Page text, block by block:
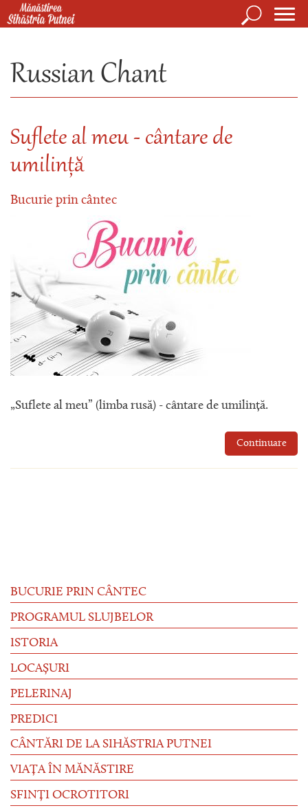
Mergi la conţinutul principal
Căutare
Russian Chant
Suflete al meu - cântare de
umilință
Bucurie prin cântec
„Suflete al meu” (limba rusă) - cântare de umilință.
Continuare
BUCURIE PRIN CÂNTEC
PROGRAMUL SLUJBELOR
ISTORIA
LOCAȘURI
PELERINAJ
PREDICI
CÂNTĂRI DE LA SIHĂSTRIA PUTNEI
VIAȚA ÎN MĂNĂSTIRE
SFINȚI OCROTITORI